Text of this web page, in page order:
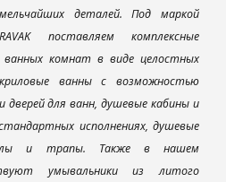
мельчайших деталей. Под маркой
RAVAK поставляем комплексные
ванных комнат в виде целостных
ванны с возможностью
для ванн, душевые кабины и
исполнениях, душевые
и трапы. Также в нашем
умывальники из литого